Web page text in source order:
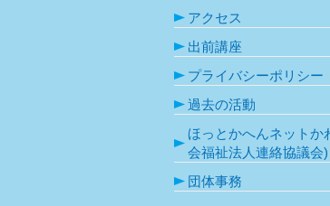
アクセス
出前講座
プライバシーポリシー
過去の活動
ほっとかへんネットか
会福祉法人連絡協議会)
団体事務